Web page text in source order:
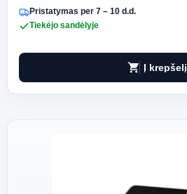
Pristatymas per 7 – 10 d.d.
Tiekėjo sandėlyje
shopping_cart Į krepšelį